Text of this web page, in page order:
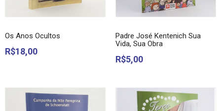
Os Anos Ocultos
R$18,00
Padre José Kentenich Sua
Vida, Sua Obra
R$5,00